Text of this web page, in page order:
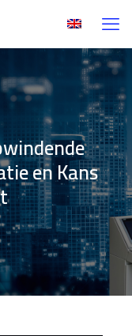
en Kans